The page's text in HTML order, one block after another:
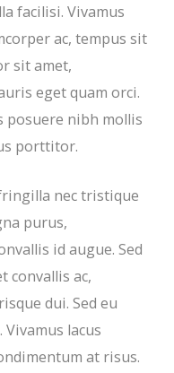
facilisi. Vivamus
ac, tempus sit
sit amet,
eget quam orci.
posuere nibh mollis
porttitor.
nec tristique
purus,
id augue. Sed
convallis ac,
dui. Sed eu
lacus
at risus.